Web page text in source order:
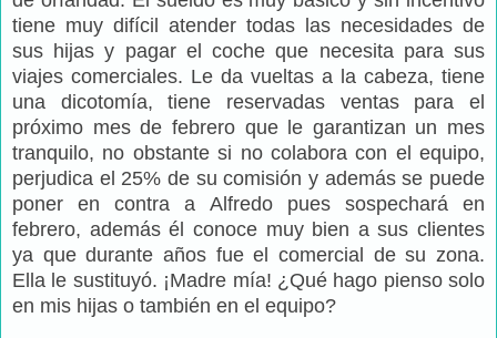
tiene muy difícil atender todas las necesidades de
sus hijas y pagar el coche que necesita para sus
viajes comerciales. Le da vueltas a la cabeza, tiene
una dicotomía, tiene reservadas ventas para el
próximo mes de febrero que le garantizan un mes
tranquilo, no obstante si no colabora con el equipo,
perjudica el 25% de su comisión y además se puede
poner en contra a Alfredo pues sospechará en
febrero, además él conoce muy bien a sus clientes
ya que durante años fue el comercial de su zona.
Ella le sustituyó. ¡Madre mía! ¿Qué hago pienso solo
en mis hijas o también en el equipo?